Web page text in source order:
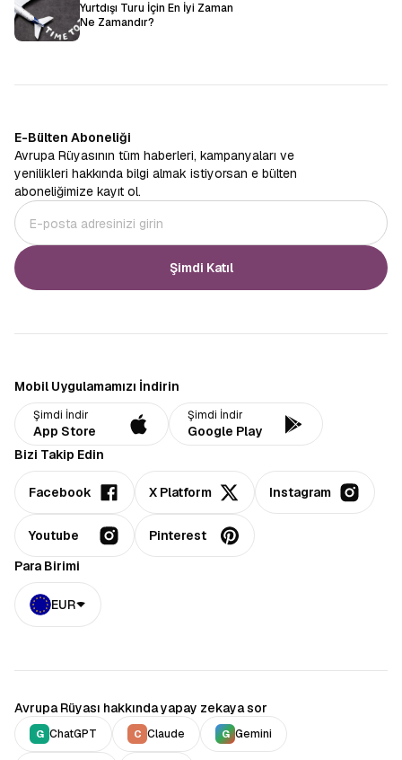
Yurtdışı Turu İçin En İyi Zaman
Ne Zamandır?
E-Bülten Aboneliği
Avrupa Rüyasının tüm haberleri, kampanyaları ve
yenilikleri hakkında bilgi almak istiyorsan e bülten
aboneliğimize kayıt ol.
Şimdi Katıl
Mobil Uygulamamızı İndirin
Şimdi İndir
App Store
Şimdi İndir
Google Play
Bizi Takip Edin
Facebook X Platform Instagram
Youtube
Pinterest
Para Birimi
EUR
Avrupa Rüyası hakkında yapay zekaya sor
G ChatGPT C Claude G Gemini